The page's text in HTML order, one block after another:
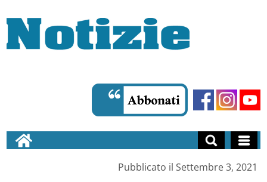
Pubblicato il Settembre 3, 2021